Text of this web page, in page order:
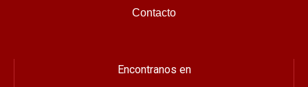
Contacto
Encontranos en